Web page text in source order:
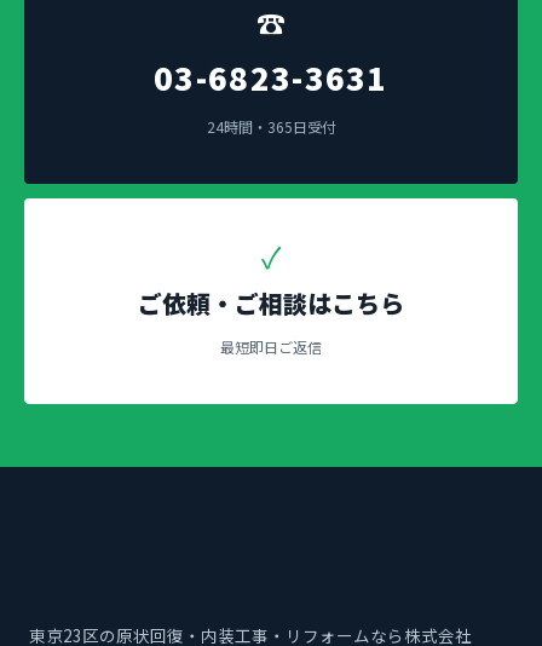
☎
03-6823-3631
24時間・365日受付
✓
ご依頼・ご相談はこちら
最短即日ご返信
東京23区の原状回復・内装工事・リフォームなら株式会社